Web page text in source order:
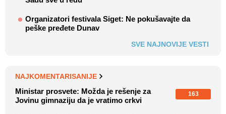
Organizatori festivala Siget: Ne pokušavajte da
peške pređete Dunav
SVE NAJNOVIJE VESTI
NAJKOMENTARISANIJE
Ministar prosvete: Možda je rešenje za
Jovinu gimnaziju da je vratimo crkvi
163